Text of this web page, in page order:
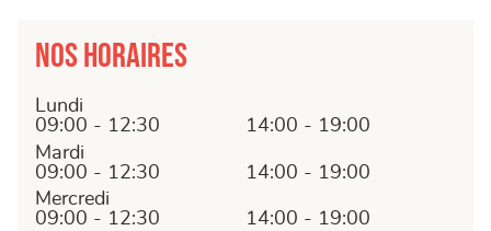
Nos horaires
Lundi
09:00 - 12:30
14:00 - 19:00
Mardi
09:00 - 12:30
14:00 - 19:00
Mercredi
09:00 - 12:30
14:00 - 19:00